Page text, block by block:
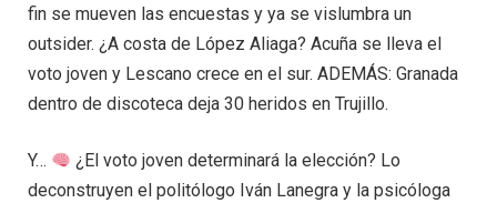
fin se mueven las encuestas y ya se vislumbra un
outsider. ¿A costa de López Aliaga? Acuña se lleva el
voto joven y Lescano crece en el sur. ADEMÁS: Granada
dentro de discoteca deja 30 heridos en Trujillo.
Y…
¿El voto joven determinará la elección? Lo
deconstruyen el politólogo Iván Lanegra y la psicóloga